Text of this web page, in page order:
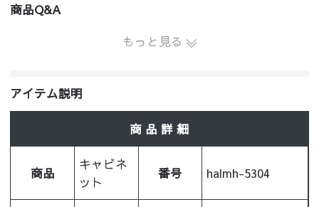
商品Q&A
もっと見る
アイテム説明
商 品 詳 細
商品
キャビネ
ット
番号 halmh-5304